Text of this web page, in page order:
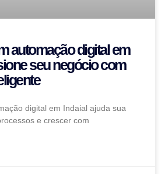
automação digital em
seu negócio com
digital em Indaial ajuda sua
e crescer com